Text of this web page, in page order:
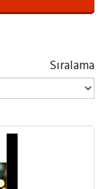
Sıralama